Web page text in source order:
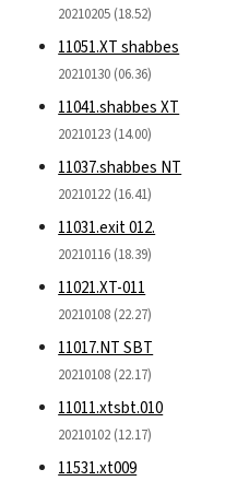
20210205 (18.52)
11051.XT shabbes
20210130 (06.36)
11041.shabbes XT
20210123 (14.00)
11037.shabbes NT
20210122 (16.41)
11031.exit 012.
20210116 (18.39)
11021.XT-011
20210108 (22.27)
11017.NT SBT
20210108 (22.17)
11011.xtsbt.010
20210102 (12.17)
11531.xt009